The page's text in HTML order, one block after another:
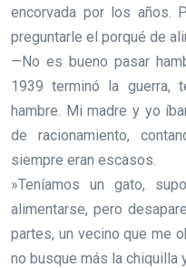
encorvada por los años.
preguntarle el porqué de
—No es bueno pasar
1939 terminó la guerra,
hambre. Mi madre y yo
de racionamiento,
siempre eran escasos.
»Teníamos un gato,
alimentarse, pero
partes, un vecino que me
no busque más la chiquilla